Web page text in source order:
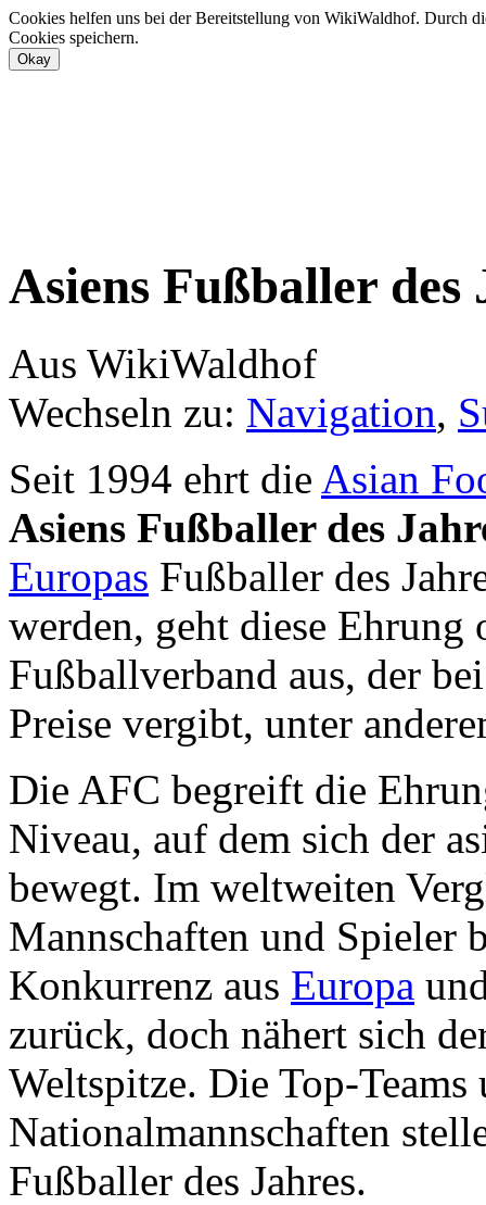
Cookies helfen uns bei der Bereitstellung von WikiWaldhof. Durch
Cookies speichern.
Asiens Fußballer des
Aus WikiWaldhof
Wechseln zu: Navigation,
Seit 1994 ehrt die Asian
Asiens Fußballer des
Europas Fußballer des
werden, geht diese
Fußballverband aus, der
Preise vergibt, unter
Die AFC begreift die
Niveau, auf dem sich der
bewegt. Im weltweiten
Mannschaften und Spieler
Konkurrenz aus Europa
zurück, doch nähert sich
Weltspitze. Die Top-Teams
Nationalmannschaften
Fußballer des Jahres.